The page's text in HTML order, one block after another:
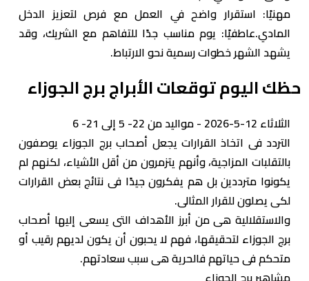
مهنيًا: استقرار واضح في العمل مع فرص لتعزيز الدخل
المادي.عاطفيًا: يوم مناسب جدًا للتفاهم مع الشريك، وقد
يشهد الشهر خطوات رسمية نحو الارتباط.
حظك اليوم توقعات الأبراج برج الجوزاء
الثلاثاء 12-5-2026 - مواليد من 22- 5 إلى 21- 6
التردد فى اتخاذ القرارات يجعل أصحاب برج الجوزاء يوصفون
بالتقلبات المزاجية، وأنهم يتزمرون من أقل الأشياء، لكنهم لم
يكونوا مترددين بل هم يفكرون جيدًا فى نتائج بعض القرارات
لكى يصلون للقرار المثالى.
والاستقلالية هى من أبرز الأهداف التى يسعى إليها أصحاب
برج الجوزاء لتحقيقها، فهم لا يحبون أن يكون لديهم رقيب أو
متحكم فى حياتهم فالحرية هى سبب سعادتهم.